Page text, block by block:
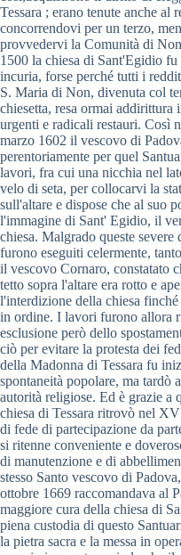
Tessara ; erano tenute anche al
concorrendovi per un terzo,
provvedervi la Comunità di
1500 la chiesa di Sant'Egidio fu
incuria, forse perché tutti i
S. Maria di Non, divenuta col
chiesetta, resa ormai addirittura
urgenti e radicali restauri. Così
marzo 1602 il vescovo di
perentoriamente per quel
lavori, fra cui una nicchia nel
velo di seta, per collocarvi la
sull'altare e dispose che al suo
l'immagine di Sant' Egidio, il
chiesa. Malgrado queste
furono eseguiti celermente,
il vescovo Cornaro, constatato
tetto sopra l'altare era rotto e
l'interdizione della chiesa finché
in ordine. I lavori furono allora
esclusione però dello
ciò per evitare la protesta dei
della Madonna di Tessara fu
spontaneità popolare, ma tardò
autorità religiose. Ed è grazie a
chiesa di Tessara ritrovò nel
di fede di partecipazione da
si ritenne conveniente e
di manutenzione e di
stesso Santo vescovo di
ottobre 1669 raccomandava al
maggiore cura della chiesa di
piena custodia di questo
la pietra sacra e la messa in